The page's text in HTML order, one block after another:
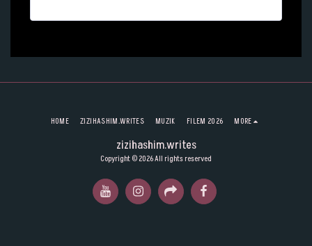
zizihashim.writes
Copyright © 2026 All rights reserved
HOME ZIZIHASHIM.WRITES MUZIK FILEM 2026 MORE